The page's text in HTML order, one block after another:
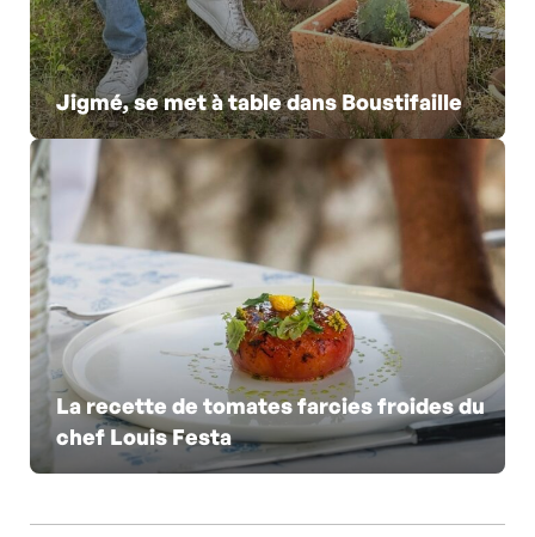
Jigmé, se met à table dans Boustifaille
La recette de tomates farcies froides du
chef Louis Festa